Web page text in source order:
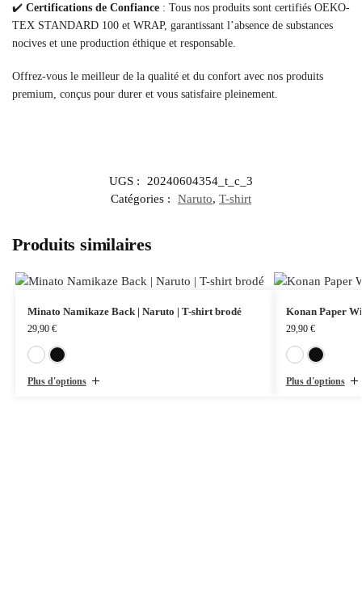
✔️ Certifications de Confiance : Tous nos produits sont certifiés OEKO-
TEX STANDARD 100 et WRAP, garantissant l’absence de substances
nocives et une production éthique et responsable.
Offrez-vous le meilleur de la qualité et du confort avec nos produits
premium, conçus pour durer et vous satisfaire pleinement.
UGS :
20240604354_t_c_3
Catégories :
Naruto, T-shirt
Produits similaires
Minato Namikaze Back | Naruto | T-shirt brodé
29,90 €
Plus d'options
Konan Paper
29,90 €
Plus d'options